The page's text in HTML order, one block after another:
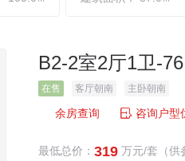
B2-2室2厅1卫-
在售 客厅朝南 主卧朝南
余房查询  咨询户型
最低总价： 319 万元/套 （供